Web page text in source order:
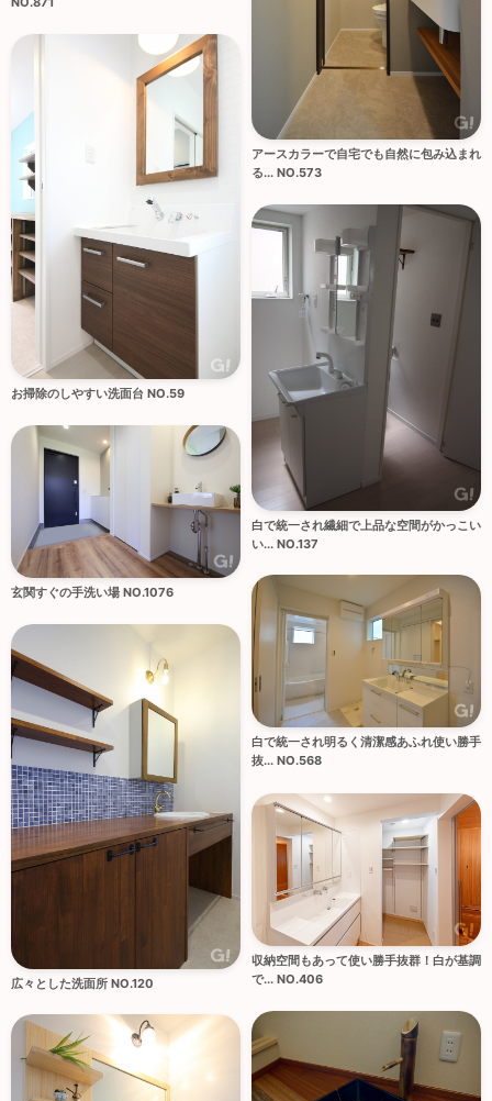
アースカラーで自宅でも自然に包み込まれ
る... NO.573
お掃除のしやすい洗面台 NO.59
白で統一され繊細で上品な空間がかっこい
い... NO.137
玄関すぐの手洗い場 NO.1076
白で統一され明るく清潔感あふれ使い勝手
抜... NO.568
広々とした洗面所 NO.120
収納空間もあって使い勝手抜群！白が基調
で... NO.406